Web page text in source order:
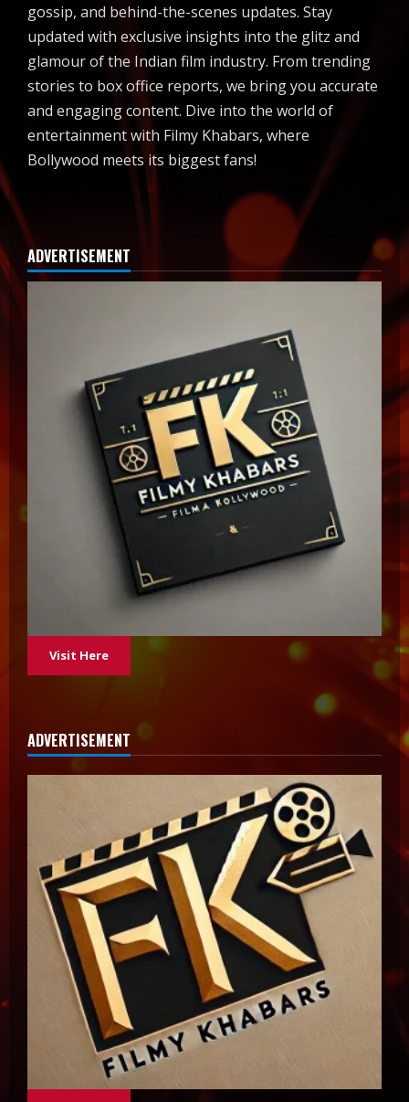
gossip, and behind-the-scenes updates. Stay
updated with exclusive insights into the glitz and
glamour of the Indian film industry. From trending
stories to box office reports, we bring you accurate
and engaging content. Dive into the world of
entertainment with Filmy Khabars, where
Bollywood meets its biggest fans!
ADVERTISEMENT
Visit Here
ADVERTISEMENT